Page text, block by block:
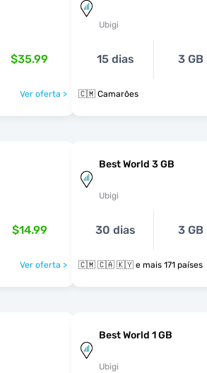
$35.99
Ver oferta >
Ubigi
15 dias 3 GB
🇨🇲 Camarões
$14.99
Ver oferta >
Best World 3 GB
Ubigi
30 dias 3 GB
🇨🇲 🇨🇦 🇰🇾 e mais 171 países
Best World 1 GB
Ubigi